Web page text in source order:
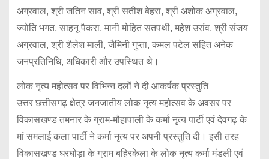
अग्रवाल, श्री जतिन साव, श्री सतीश बेहरा, श्री अशोक अग्रवाल,
ज्योति भगत, साहनू पैकरा, मानी मोहित सतपथी, महेश उरांव, श्री संजय
अग्रवाल, श्री शैलेश माली, जैमिनी गुप्ता, कमल पटेल सहित अनेक
जनप्रतिनिधि, अधिकारी और उपस्थित थे।
लोक नृत्य महोत्सव पर विभिन्न दलों ने दी आकर्षक प्रस्तुति
उत्तर छत्तीसगढ़ क्षेत्र जनजातीय लोक नृत्य महोत्सव के अवसर पर
विकासखण्ड तमनार के ग्राम-मौहापाली के कर्मा नृत्य पार्टी एवं देवगढ़ के
मां समलाई कला पार्टी ने कर्मा नृत्य पर अपनी प्रस्तुति दी। इसी तरह
विकासखण्ड घरघोड़ा के ग्राम बहिरकेला के लोक नृत्य कर्मा मंडली एवं